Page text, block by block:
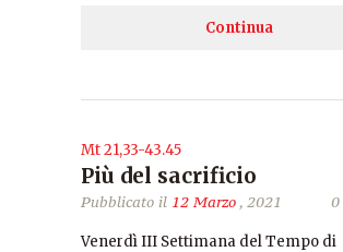
Continua
Mt 21,33-43.45
Più del sacrificio
Pubblicato il 12 Marzo, 2021 0
Venerdì III Settimana del Tempo di